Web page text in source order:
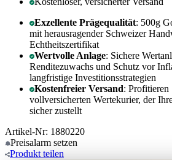
Exzellente Prägequalität: 500g
mit herausragender Schweizer
Echtheitszertifikat
Wertvolle Anlage: Sichere
Renditezuwachs und Schutz vor
langfristige Investitionsstrategien
Kostenfreier Versand: Profitieren
vollversicherten Wertekurier, der
sicher zustellt
Artikel-Nr: 1880220
Preisalarm setzen
Produkt teilen